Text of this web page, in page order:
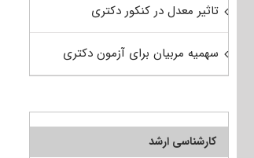
تاثیر معدل در کنکور دکتری
سهمیه مربیان برای آزمون دکتری
کارشناسی ارشد